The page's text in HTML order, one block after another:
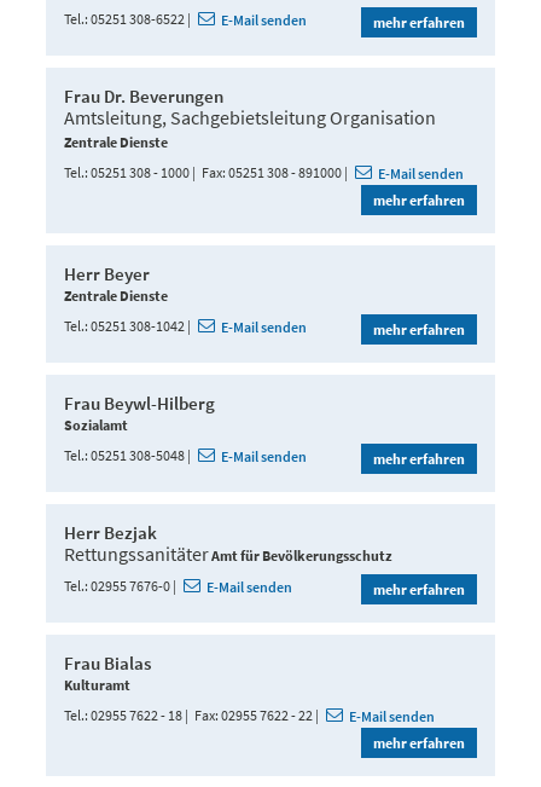
Tel. 05251 308-6522 E-Mail senden mehr erfahren
Frau Dr. Beverungen
Amtsleitung, Sachgebietsleitung Organisation
Zentrale Dienste
Tel. 05251 308 - 1000 Fax 05251 308 - 891000
E-Mail senden
mehr erfahren
Herr Beyer
Zentrale Dienste
Tel. 05251 308-1042 E-Mail senden mehr erfahren
Frau Beywl-Hilberg
Sozialamt
Tel. 05251 308-5048 E-Mail senden mehr erfahren
Herr Bezjak
RettungssanitäterAmt für Bevölkerungsschutz
Tel. 02955 7676-0 E-Mail senden mehr erfahren
Frau Bialas
Kulturamt
Tel. 02955 7622 - 18 Fax 02955 7622 - 22
E-Mail senden
mehr erfahren